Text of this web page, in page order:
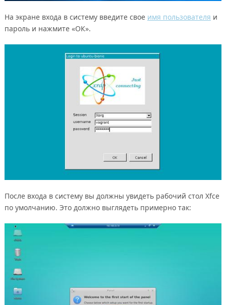
На экране входа в систему введите свое имя пользователя и
пароль и нажмите «ОК».
После входа в систему вы должны увидеть рабочий стол Xfce
по умолчанию. Это должно выглядеть примерно так: